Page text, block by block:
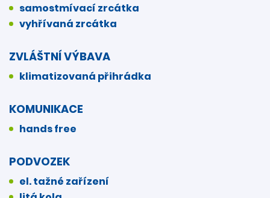
samostmívací zrcátka
vyhřívaná zrcátka
ZVLÁŠTNÍ VÝBAVA
klimatizovaná přihrádka
KOMUNIKACE
hands free
PODVOZEK
el. tažné zařízení